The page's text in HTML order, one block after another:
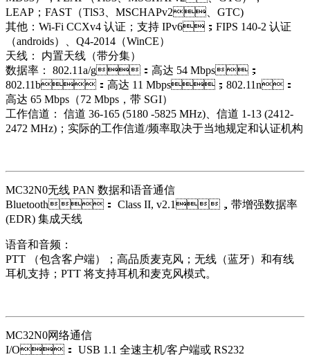
LEAP；FAST（TlS3、MSCHAPv2、GTC)
其他：Wi-Fi CCXv4 认证；支持 IPv6；FIPS 140-2 认证
（androids）、Q4-2014（WinCE）
天线： 内置天线（带分集）
数据率： 802.11a/g：高达 54 Mbps；
802.11b：高达 11 Mbps；802.11n：
高达 65 Mbps（72 Mbps，带 SGI）
工作信道： 信道 36-165 (5180 -5825 MHz)、信道 1-13 (2412-
2472 MHz)；实际的工作信道/频率取决于当地规定和认证机构
MC32N0无线 PAN 数据和语音通信
Bluetooth： Class II, v2.1，带增强数据率
(EDR) 集成天线
语音和音频：
PTT （包含客户端）；高品质麦克风；无线（蓝牙）和有线
耳机支持；PTT 将支持耳机和麦克风模式。
MC32N0网络通信
I/O： USB 1.1 全速主机/客户端或 RS232